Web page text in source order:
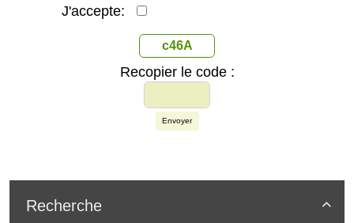
J'accepte:
c46A
Recopier le code :
Envoyer

Recherche